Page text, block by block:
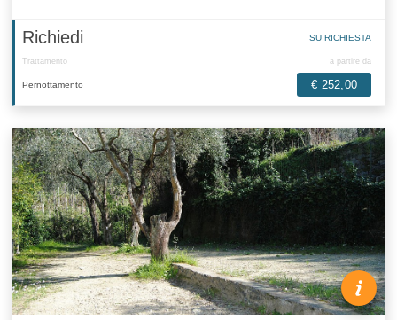
Richiedi SU RICHIESTA
Trattamento a partire da
Pernottamento € 252,00